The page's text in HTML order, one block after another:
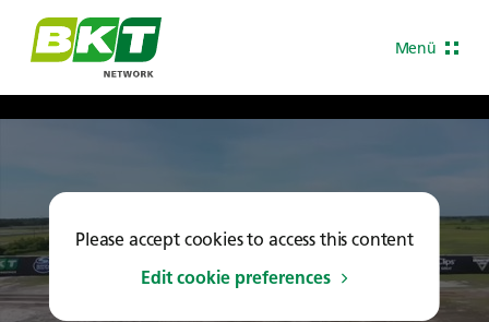
Menü
Please accept cookies to access this content
Edit cookie preferences